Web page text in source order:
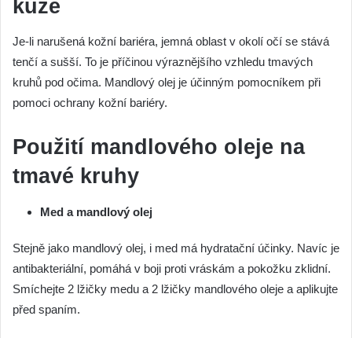
kůže
Je-li narušená kožní bariéra, jemná oblast v okolí očí se stává
tenčí a sušší. To je příčinou výraznějšího vzhledu tmavých
kruhů pod očima. Mandlový olej je účinným pomocníkem při
pomoci ochrany kožní bariéry.
Použití mandlového oleje na
tmavé kruhy
Med a mandlový olej
Stejně jako mandlový olej, i med má hydratační účinky. Navíc je
antibakteriální, pomáhá v boji proti vráskám a pokožku zklidní.
Smíchejte 2 lžičky medu a 2 lžičky mandlového oleje a aplikujte
před spaním.